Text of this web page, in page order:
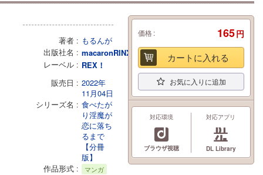
著者
もるんが
出版社名
macaronRINX
レーベル
REX！
販売日
2022年
11月04日
シリーズ名
食べたが
り淫魔が
恋に落ち
るまで
【分冊
版】
作品形式
マンガ
価格 165円
カートに入れる
お気に入りに追加
対応環境
ブラウザ視聴
対応アプリ
DL Library